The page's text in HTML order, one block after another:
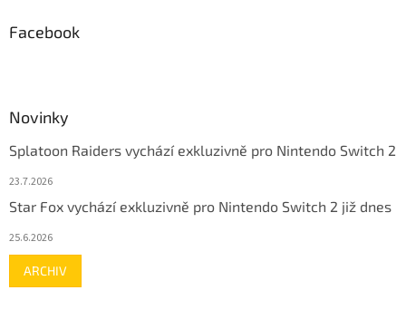
Facebook
Novinky
Splatoon Raiders vychází exkluzivně pro Nintendo Switch 2
23.7.2026
Star Fox vychází exkluzivně pro Nintendo Switch 2 již dnes
25.6.2026
ARCHIV